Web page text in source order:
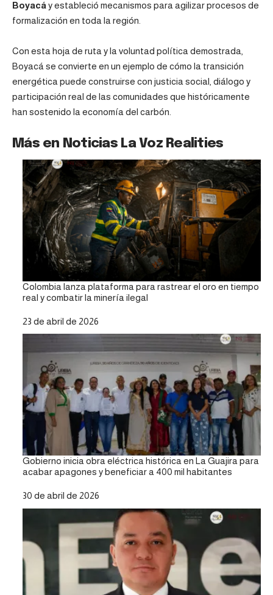
Boyacá y estableció mecanismos para agilizar procesos de
formalización en toda la región.
Con esta hoja de ruta y la voluntad política demostrada,
Boyacá se convierte en un ejemplo de cómo la transición
energética puede construirse con justicia social, diálogo y
participación real de las comunidades que históricamente
han sostenido la economía del carbón.
Más en Noticias La Voz Realities
Colombia lanza plataforma para rastrear el oro en tiempo
real y combatir la minería ilegal
Fecha
23 de abril de 2026
Gobierno inicia obra eléctrica histórica en La Guajira para
acabar apagones y beneficiar a 400 mil habitantes
Fecha
30 de abril de 2026